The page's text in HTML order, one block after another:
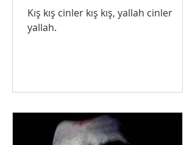
Kış kış cinler kış kış, yallah cinler
yallah.